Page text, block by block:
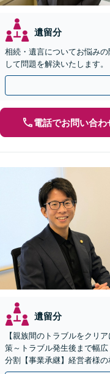
遺留分
相続・遺言についてお悩み
して問題を解決いたします。
電話でお問い合わ
遺留分
【親族間のトラブルをクリ
策～トラブル発生後まで幅
分割【事業承継】経営者様